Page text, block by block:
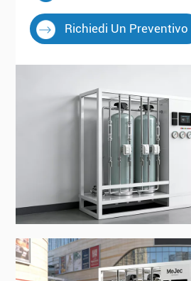
Richiedi Un Preventivo